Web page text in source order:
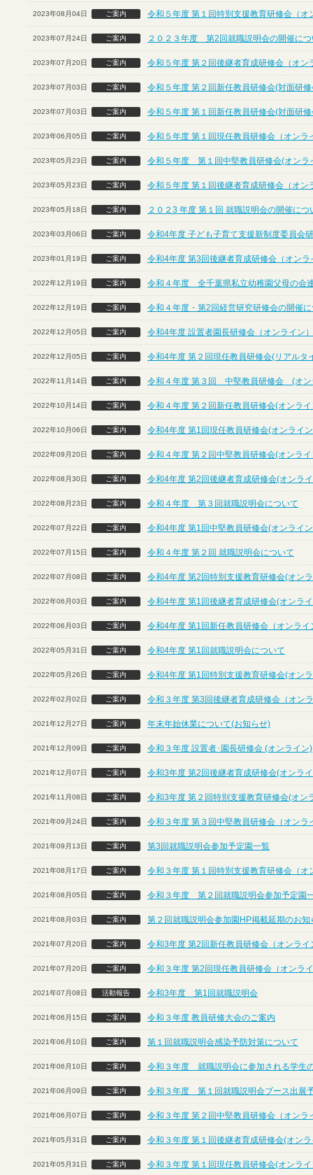
2023年08月04日 ご案内 令和５年度 第１回特別支援教育研修会（オ
2023年07月24日 ご案内 ２０２３年度 第2回就職説明会の開催に
2023年07月20日 ご案内 令和５年度 第２回後継者育成研修会（オン
2023年07月03日 ご案内 令和５年度 第２回新任教員研修会(対面研
2023年07月03日 ご案内 令和５年度 第１回新任教員研修会(対面研
2023年06月05日 ご案内 令和５年度 第１回現任教員研修会（オンラ
2023年05月23日 ご案内 令和５年度 第１回中堅教員研修会(オンラ
2023年05月23日 ご案内 令和５年度 第１回後継者育成研修会（オン
2023年05月18日 ご案内 ２０２3 年度 第１回 就職説明会の開催につ
2023年03月06日 ご案内 令和4年度 子ども子育て支援新制度委員会
2023年01月19日 ご案内 令和4年度 第3回後継者育成研修会（オンラ
2022年12月19日 ご案内 令和４年度 全千葉県私立幼稚園父母の会
2022年12月19日 ご案内 令和４年度・第2回経営研究研修会の開催
2022年12月05日 ご案内 令和4年度 設置者園長研修会（オンライン）
2022年12月05日 ご案内 令和4年度 第２回現任教員研修会(リアルタ
2022年11月14日 ご案内 令和４年度 第３回 中堅教員研修会 (オン
2022年10月14日 ご案内 令和４年度 第２回新任教員研修会(オンラ
2022年10月06日 ご案内 令和4年度 第1回現任教員研修会(オンライ
2022年09月20日 ご案内 令和４年度 第２回中堅教員研修会(オンラ
2022年08月30日 ご案内 令和4年度 第2回後継者育成研修会(オンラ
2022年08月23日 ご案内 令和４年度 第３回就職説明会について
2022年07月22日 ご案内 令和4年度 第1回中堅教員研修会(オンライ
2022年07月15日 ご案内 令和４年度 第２回 就職説明会について
2022年07月08日 ご案内 令和4年度 第2回特別支援教育研修会(オン
2022年06月03日 ご案内 令和4年度 第1回後継者育成研修会(オンラ
2022年06月03日 ご案内 令和4年度 第1回新任教員研修会（オンライ
2022年05月31日 ご案内 令和4年度 第1回就職説明会について
2022年05月26日 ご案内 令和4年度 第1回特別支援教育研修会(オン
2022年02月02日 ご案内 令和３年度 第3回後継者育成研修会（オン
2021年12月27日 ご案内 年末年始休業について(お知らせ)
2021年12月09日 ご案内 令和３年度 設置者･園長研修会 (オンライン)
2021年12月07日 ご案内 令和3年度 第2回後継者育成研修会(オンラ
2021年11月08日 ご案内 令和3年度 第２回特別支援教育研修会(オン
2021年09月24日 ご案内 令和３年度 第３回中堅教員研修会（オンラ
2021年09月13日 ご案内 第3回就職説明会参加予定園一覧
2021年08月17日 ご案内 令和３年度 第１回特別支援教育研修会（オ
2021年08月05日 ご案内 令和３年度 第２回就職説明会参加予定園
2021年08月03日 ご案内 第２回就職説明会参加園HP掲載延期のお知
2021年07月20日 ご案内 令和3年度 第2回新任教員研修会（オンライ
2021年07月20日 ご案内 令和３年度 第2回現任教員研修会（オンラ
2021年07月08日 活動報告 令和3年度 第1回就職説明会
2021年06月15日 ご案内 令和３年度 教員研修大会のご案内
2021年06月10日 ご案内 第１回就職説明会感染予防対策について
2021年06月10日 ご案内 令和３年度 就職説明会に参加される学生
2021年06月09日 ご案内 令和３年度 第１回就職説明会ブース出展
2021年06月07日 ご案内 令和３年度 第２回中堅教員研修会（オンラ
2021年05月31日 ご案内 令和３年度 第１回後継者育成研修会(オン
2021年05月31日 ご案内 令和３年度 第１回現任教員研修会(オンラ